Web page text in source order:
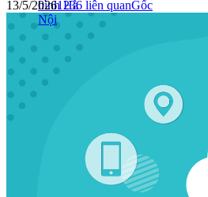
13/5/20261236 liên quanGốc